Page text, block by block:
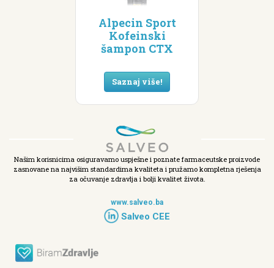
Alpecin Sport
Kofeinski
šampon CTX
Saznaj više!
Našim korisnicima osiguravamo uspješne i poznate farmaceutske proizvode
zasnovane na najvišim standardima kvaliteta i pružamo kompletna rješenja
za očuvanje zdravlja i bolji kvalitet života.
www.salveo.ba
Salveo CEE